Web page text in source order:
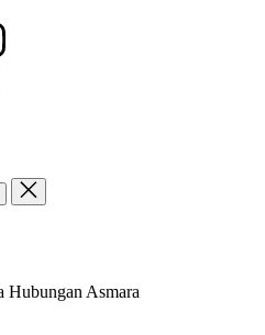
Hubungan Asmara